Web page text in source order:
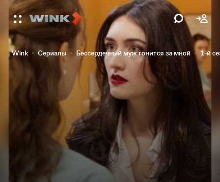
Wink Сериалы Бессердечный муж гонится за мной 1-й